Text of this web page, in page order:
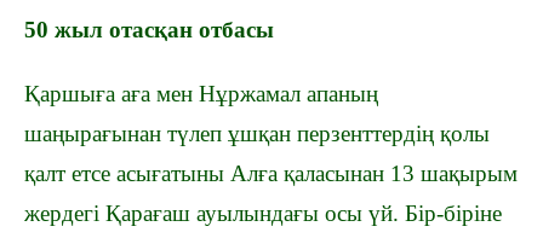
50 жыл отасқан отбасы
Қаршыға аға мен Нұржамал апаның
шаңырағынан түлеп ұшқан перзенттердің қолы
қалт етсе асығатыны Алға қаласынан 13 шақырым
жердегі Қарағаш ауылындағы осы үй. Бір-біріне